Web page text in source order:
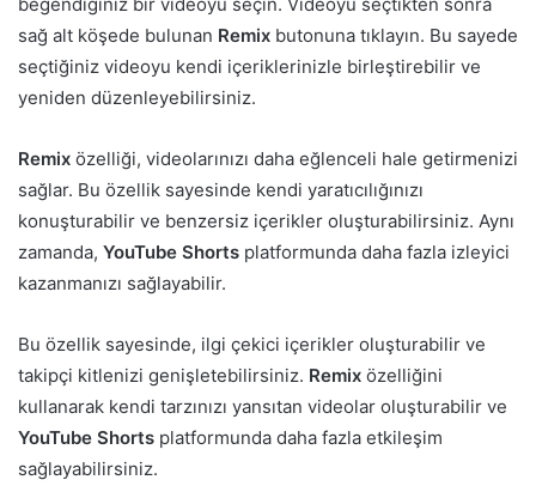
sağ alt köşede bulunan Remix butonuna tıklayın. Bu sayede
seçtiğiniz videoyu kendi içeriklerinizle birleştirebilir ve
yeniden düzenleyebilirsiniz.
Remix özelliği, videolarınızı daha eğlenceli hale getirmenizi
sağlar. Bu özellik sayesinde kendi yaratıcılığınızı
konuşturabilir ve benzersiz içerikler oluşturabilirsiniz. Aynı
zamanda, YouTube Shorts platformunda daha fazla izleyici
kazanmanızı sağlayabilir.
Bu özellik sayesinde, ilgi çekici içerikler oluşturabilir ve
takipçi kitlenizi genişletebilirsiniz. Remix özelliğini
kullanarak kendi tarzınızı yansıtan videolar oluşturabilir ve
YouTube Shorts platformunda daha fazla etkileşim
sağlayabilirsiniz.